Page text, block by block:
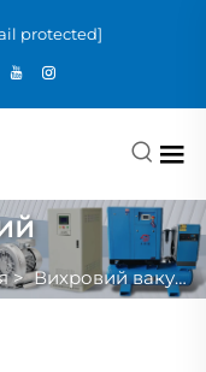
protected]
>Вихровий вакуумний насос